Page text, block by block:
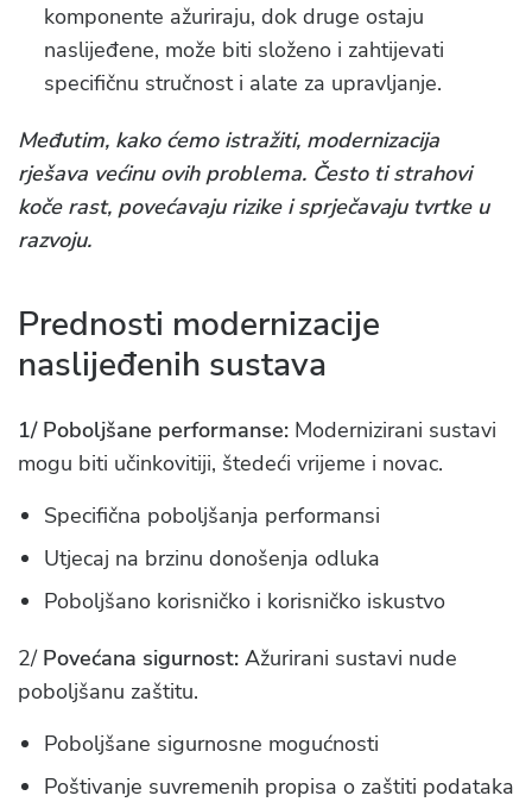
komponente ažuriraju, dok druge ostaju
naslijeđene, može biti složeno i zahtijevati
specifičnu stručnost i alate za upravljanje.
Međutim, kako ćemo istražiti, modernizacija
rješava većinu ovih problema. Često ti strahovi
koče rast, povećavaju rizike i sprječavaju tvrtke u
razvoju.
Prednosti modernizacije
naslijeđenih sustava
1/ Poboljšane performanse: Modernizirani sustavi
mogu biti učinkovitiji, štedeći vrijeme i novac.
Specifična poboljšanja performansi
Utjecaj na brzinu donošenja odluka
Poboljšano korisničko i korisničko iskustvo
2/Povećana sigurnost: Ažurirani sustavi nude
poboljšanu zaštitu.
Poboljšane sigurnosne mogućnosti
Poštivanje suvremenih propisa o zaštiti podataka